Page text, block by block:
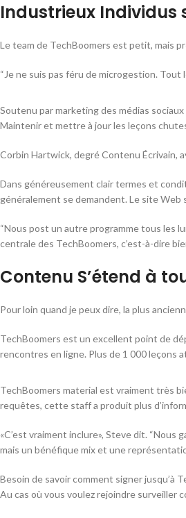
Industrieux Individus
Le team de TechBoomers est petit, mais
“Je ne suis pas féru de microgestion. Tout
Soutenu par marketing des médias
Maintenir et mettre à jour les leçons
Corbin Hartwick, degré Contenu Écrivain,
Dans généreusement clair termes et
généralement se demandent. Le site
“Nous post un autre programme tous les
centrale des TechBoomers, c’est-à-dire
Contenu S’étend à
Pour loin quand je peux dire, la plus
TechBoomers est un excellent point de
rencontres en ligne. Plus de 1 000
TechBoomers material est vraiment très
requêtes, cette staff a produit plus
«C’est vraiment inclure», Steve dit.
mais un bénéfique mix et une
Besoin de savoir comment signer jusqu’à
Au cas où vous voulez rejoindre surveiller